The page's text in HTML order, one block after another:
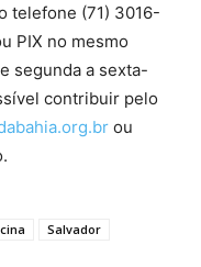
telefone (71) 3016-
PIX no mesmo
segunda a sexta-
contribuir pelo
ou
Salvador